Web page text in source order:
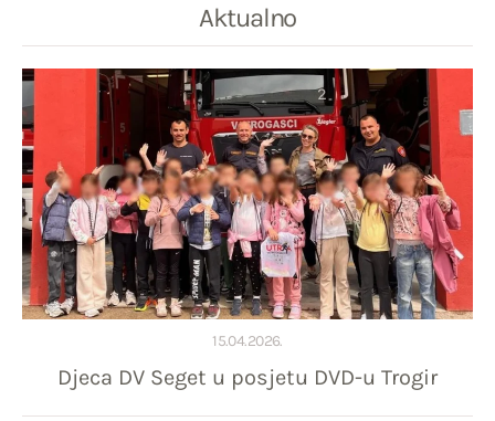
Aktualno
15.04.2026.
Djeca DV Seget u posjetu DVD-u Trogir